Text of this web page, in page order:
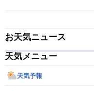
お天気ニュース
天気メニュー
天気予報